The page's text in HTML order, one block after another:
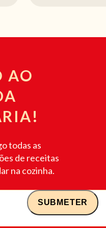
AO
todas as
de receitas
na cozinha.